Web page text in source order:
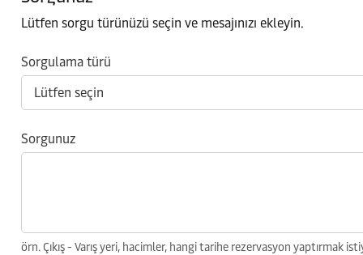
Lütfen sorgu türünüzü seçin ve mesajınızı ekleyin.
Sorgulama türü
Sorgunuz
örn. Çıkış - Varış yeri, hacimler, hangi tarihe rezervasyon yaptırmak